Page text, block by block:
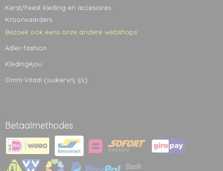
Kerst/Feest kleding en accesoires
Kroonvaarders
Bezoek ook eens onze andere webshops:
Adler-fashion
Kleding4jou
Omni-Vitaal (suikervrij ijs)
Betaalmethodes